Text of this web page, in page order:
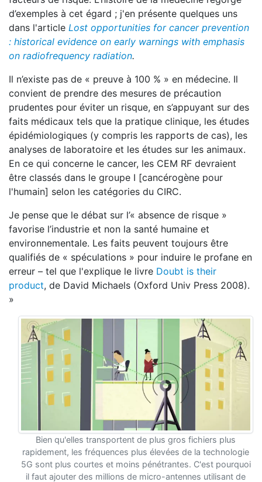
d’exemples à cet égard ; j'en présente quelques uns
dans l'article Lost opportunities for cancer prevention
: historical evidence on early warnings with emphasis
on radiofrequency radiation.
Il n’existe pas de « preuve à 100 % » en médecine. Il
convient de prendre des mesures de précaution
prudentes pour éviter un risque, en s’appuyant sur des
faits médicaux tels que la pratique clinique, les études
épidémiologiques (y compris les rapports de cas), les
analyses de laboratoire et les études sur les animaux.
En ce qui concerne le cancer, les CEM RF devraient
être classés dans le groupe I [cancérogène pour
l'humain] selon les catégories du CIRC.
Je pense que le débat sur l’« absence de risque »
favorise l’industrie et non la santé humaine et
environnementale. Les faits peuvent toujours être
qualifiés de « spéculations » pour induire le profane en
erreur – tel que l'explique le livre Doubt is their
product, de David Michaels (Oxford Univ Press 2008).
»
Bien qu'elles transportent de plus gros fichiers plus
rapidement, les fréquences plus élevées de la technologie
5G sont plus courtes et moins pénétrantes. C'est pourquoi
il faut ajouter des millions de micro-antennes utilisant de